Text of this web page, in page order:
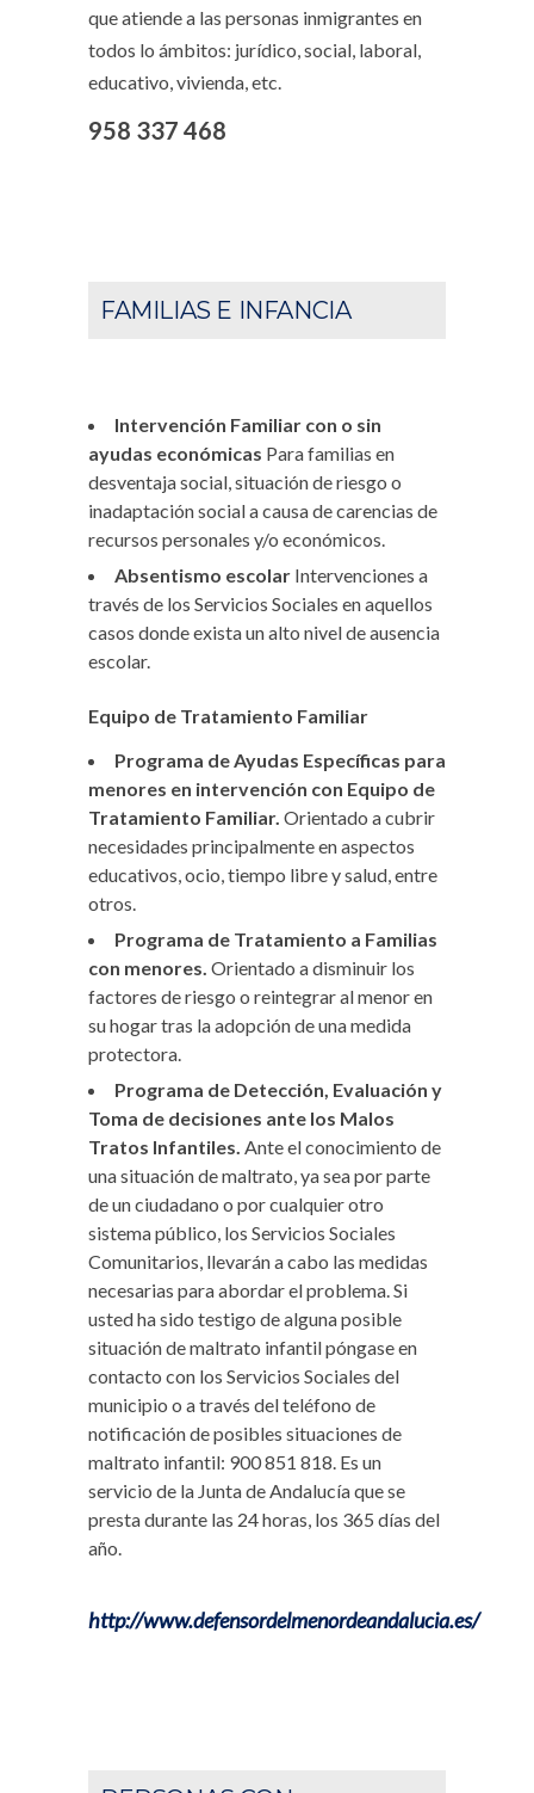
que atiende a las personas inmigrantes en
todos lo ámbitos: jurídico, social, laboral,
educativo, vivienda, etc.
958 337 468
FAMILIAS E INFANCIA
Intervención Familiar con o sin
ayudas económicas Para familias en
desventaja social, situación de riesgo o
inadaptación social a causa de carencias de
recursos personales y/o económicos.
Absentismo escolar Intervenciones a
través de los Servicios Sociales en aquellos
casos donde exista un alto nivel de ausencia
escolar.
Equipo de Tratamiento Familiar
Programa de Ayudas Específicas para
menores en intervención con Equipo de
Tratamiento Familiar. Orientado a cubrir
necesidades principalmente en aspectos
educativos, ocio, tiempo libre y salud, entre
otros.
Programa de Tratamiento a Familias
con menores. Orientado a disminuir los
factores de riesgo o reintegrar al menor en
su hogar tras la adopción de una medida
protectora.
Programa de Detección, Evaluación y
Toma de decisiones ante los Malos
Tratos Infantiles. Ante el conocimiento de
una situación de maltrato, ya sea por parte
de un ciudadano o por cualquier otro
sistema público, los Servicios Sociales
Comunitarios, llevarán a cabo las medidas
necesarias para abordar el problema. Si
usted ha sido testigo de alguna posible
situación de maltrato infantil póngase en
contacto con los Servicios Sociales del
municipio o a través del teléfono de
notificación de posibles situaciones de
maltrato infantil: 900 851 818. Es un
servicio de la Junta de Andalucía que se
presta durante las 24 horas, los 365 días del
año.
http://www.defensordelmenordeandalucia.es/